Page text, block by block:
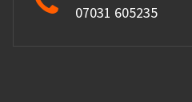
07031 605235